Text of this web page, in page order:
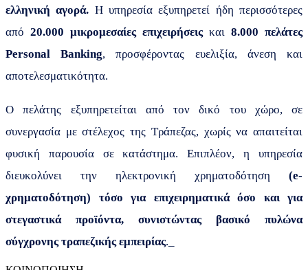
ελληνική αγορά. Η υπηρεσία εξυπηρετεί ήδη περισσότερες
από 20.000 μικρομεσαίες επιχειρήσειςκαι 8.000 πελάτες
Personal Banking, προσφέροντας ευελιξία, άνεση και
αποτελεσματικότητα.
Ο πελάτης εξυπηρετείται από τον δικό του χώρο, σε
συνεργασία με στέλεχος της Τράπεζας, χωρίς να απαιτείται
φυσική παρουσία σε κατάστημα. Επιπλέον, η υπηρεσία
διευκολύνει την ηλεκτρονική χρηματοδότηση (e-
χρηματοδότηση) τόσο για επιχειρηματικά όσο και για
στεγαστικά προϊόντα, συνιστώντας βασικό πυλώνα
σύγχρονης τραπεζικής εμπειρίας._